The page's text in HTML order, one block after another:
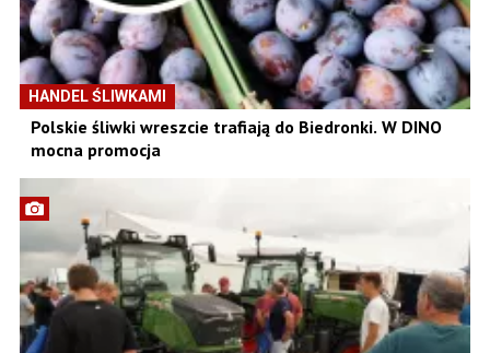
HANDEL ŚLIWKAMI
Polskie śliwki wreszcie trafiają do Biedronki. W DINO
mocna promocja